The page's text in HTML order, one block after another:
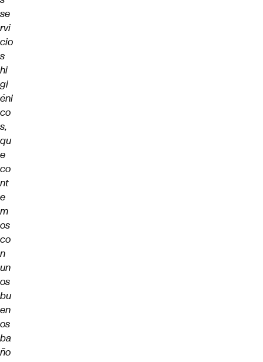
se
rvi
cio
s
hi
gi
éni
co
s,
qu
e
co
nt
e
m
os
co
n
un
os
bu
en
os
ba
ño